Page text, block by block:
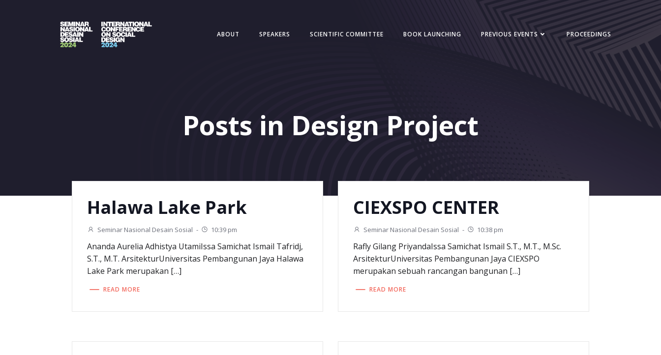
ABOUT SPEAKERS SCIENTIFIC COMMITTEE BOOK LAUNCHING PREVIOUS EVENTS PROCEEDINGS
Posts in Design Project
Halawa Lake Park
Seminar Nasional Desain Sosial - 10:39 pm
Ananda Aurelia Adhistya UtamiIssa Samichat Ismail Tafridj,
S.T., M.T. ArsitekturUniversitas Pembangunan Jaya Halawa
Lake Park merupakan […]
READ MORE
CIEXSPO CENTER
Seminar Nasional Desain Sosial - 10:38 pm
Rafly Gilang PriyandaIssa Samichat Ismail S.T., M.T., M.Sc.
ArsitekturUniversitas Pembangunan Jaya CIEXSPO
merupakan sebuah rancangan bangunan […]
READ MORE